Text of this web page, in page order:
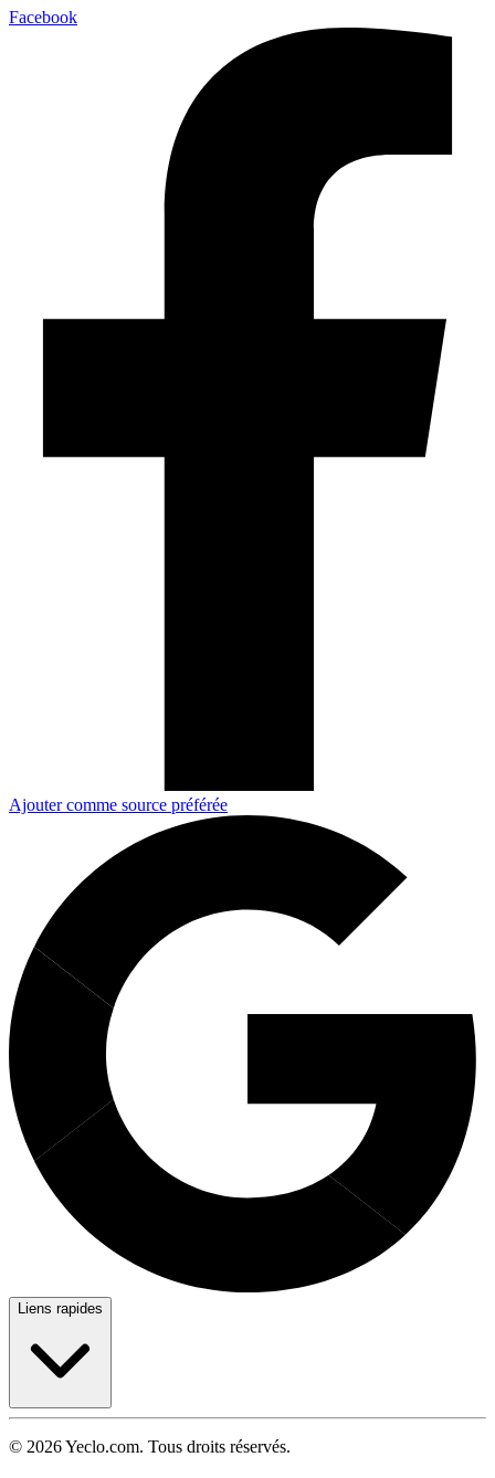
Facebook
Ajouter comme source préférée
Liens rapides
© 2026 Yeclo.com. Tous droits réservés.